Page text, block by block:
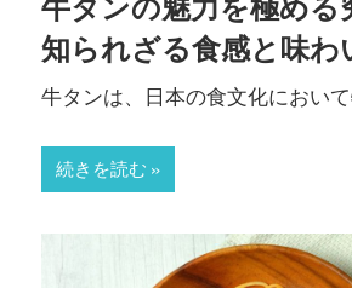
知られざる食感と味わ
牛タンは、日本の食文化におい
続きを読む